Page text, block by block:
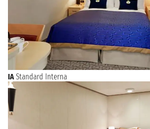
IA Standard Interna